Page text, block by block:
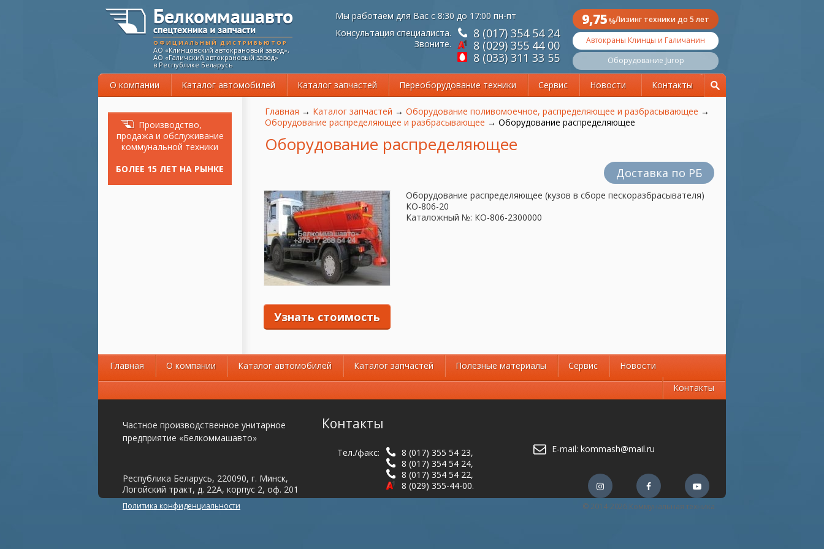
ОФИЦИАЛЬНЫЙ ДИСТРИБЬЮТОР
АО «Клинцовский автокрановый завод»,
АО «Галичский автокрановый завод»
в Республике Беларусь
Мы работаем для Вас с 8:30 до 17:00 пн-пт
Консультация специалиста.
Звоните.
8 (017) 354 54 24
8 (029) 355 44 00
8 (033) 311 33 55
9,75%Лизинг техники до 5 лет
Автокраны Клинцы и Галичанин
Оборудование Jurop
О компании Каталог автомобилей Каталог запчастей Переоборудование техники Сервис Новости
Контакты
Главная → Каталог запчастей → Оборудование поливомоечное, распределяющее и разбрасывающее →
Оборудование распределяющее и разбрасывающее → Оборудование распределяющее
Оборудование распределяющее
Доставка по РБ
Узнать стоимость
Оборудование распределяющее (кузов в сборе пескоразбрасывателя)
КО-806-20
Каталожный №: КО-806-2300000
Производство,
продажа и обслуживание
коммунальной техники
БОЛЕЕ 15 ЛЕТ НА РЫНКЕ
Главная О компании Каталог автомобилей Каталог запчастей Полезные материалы Сервис
Новости
Контакты
Частное производственное унитарное
предприятие «Белкоммашавто»
Республика Беларусь, 220090, г. Минск,
Логойский тракт, д. 22А, корпус 2, оф. 201
Политика конфиденциальности
Контакты
Тел./факс: 8 (017) 355 54 23,
8 (017) 354 54 24,
8 (017) 354 54 22,
8 (029) 355-44-00.
E-mail: kommash@mail.ru
© 2014-2026 Коммунальная техника